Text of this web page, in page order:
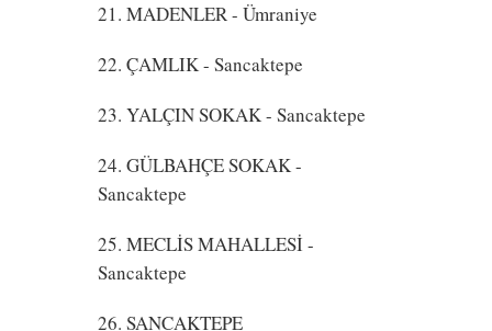
21. MADENLER- Ümraniye
22. ÇAMLIK- Sancaktepe
23. YALÇIN SOKAK- Sancaktepe
24. GÜLBAHÇE SOKAK-
Sancaktepe
25. MECLİS MAHALLESİ-
Sancaktepe
26. SANCAKTEPE